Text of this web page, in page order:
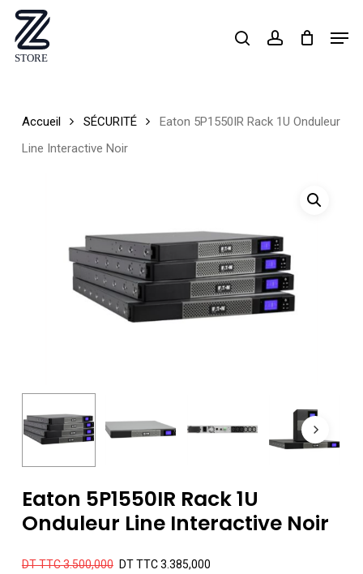
Skip
main
searchaccount
Accueil SÉCURITÉ
Eaton 5P1550IR Rack 1U Onduleur
Line Interactive Noir
Eaton 5P1550IR Rack 1U
Onduleur Line Interactive Noir
DT TTC3.500,000 Le
DT TTC3.385,000Le